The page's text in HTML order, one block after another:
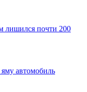
лишился почти 200
автомобиль